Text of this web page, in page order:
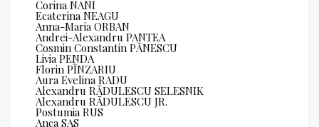
Corina NANI
Ecaterina NEAGU
Anna-Maria ORBAN
Andrei-Alexandru PANTEA
Cosmin Constantin PĂNESCU
Livia PENDA
Florin PÎNZARIU
Aura Evelina RADU
Alexandru RĂDULESCU SELESNIK
Alexandru RĂDULESCU JR.
Postumia RUS
Anca SAS